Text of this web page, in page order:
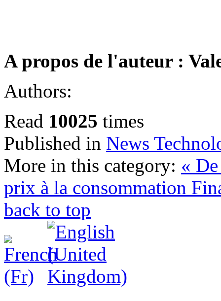
A propos de l'auteur :
Authors:
Read 10025 times
Published in News
More in this category: «
prix à la consommation
back to top